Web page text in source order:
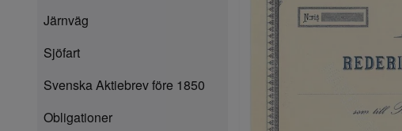
Järnväg
Sjöfart
Svenska Aktiebrev före 1850
Obligationer